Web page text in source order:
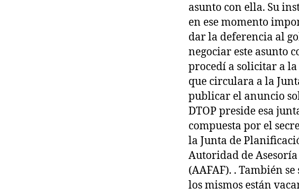
asunto con ella. Su
en ese momento
dar la deferencia al
negociar este asunto
procedí a solicitar a
que circulara a la
publicar el anuncio
DTOP preside esa
compuesta por el
la Junta de
Autoridad de
(AAFAF). . También
los mismos están